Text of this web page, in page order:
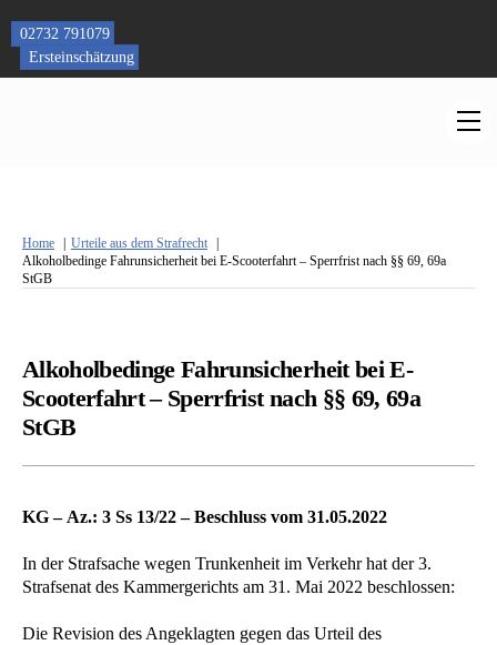
content
02732 791079
Ersteinschätzung
Home
Urteile aus dem Strafrecht
Alkoholbedinge Fahrunsicherheit bei E-Scooterfahrt – Sperrfrist nach §§ 69, 69a
StGB
Alkoholbedinge Fahrunsicherheit bei E-
Scooterfahrt – Sperrfrist nach §§ 69, 69a
StGB
KG – Az.: 3 Ss 13/22 – Beschluss vom 31.05.2022
In der Strafsache wegen Trunkenheit im Verkehr hat der 3.
Strafsenat des Kammergerichts am 31. Mai 2022 beschlossen:
Die Revision des Angeklagten gegen das Urteil des